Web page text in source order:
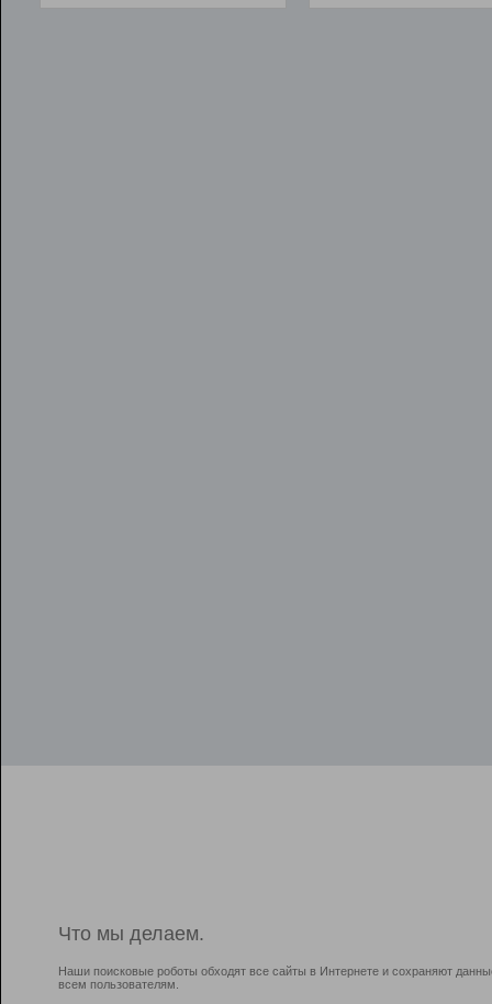
Что мы делаем.
Наши поисковые роботы обходят все сайты в Интернете и сохраняют
всем пользователям.